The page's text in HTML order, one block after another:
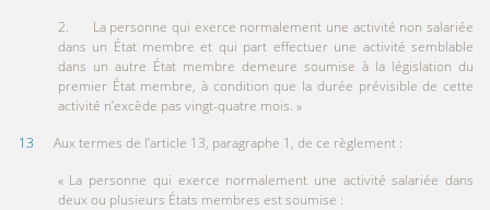
2. La personne qui exerce normalement une activité non salariée
dans un État membre et qui part effectuer une activité semblable
dans un autre État membre demeure soumise à la législation du
premier État membre, à condition que la durée prévisible de cette
activité n’excède pas vingt-quatre mois. »
13 Aux termes de l’article 13, paragraphe 1, de ce règlement :
« La personne qui exerce normalement une activité salariée dans
deux ou plusieurs États membres est soumise :